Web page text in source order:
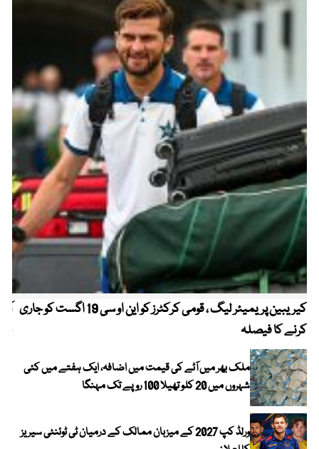
کیریبین پریمیئر لیگ ، قومی کرکٹرز کو این او سی 19 اگست کو جاری
کرنے کا فیصلہ
ملک بھر میں آٹے کی قیمت میں اضافہ، ایک ہفتے میں کئی
شہروں میں 20 کلو تھیلا 100 روپے تک مہنگا
ورلڈ کپ 2027 کے میزبان ممالک کے درمیان ٹی ٹوئنٹی سیریز